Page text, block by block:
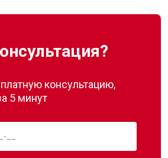
консультацию,
5 минут